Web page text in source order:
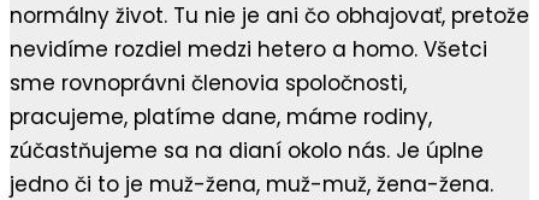
normálny život. Tu nie je ani čo obhajovať, pretože
nevidíme rozdiel medzi hetero a homo. Všetci
sme rovnoprávni členovia spoločnosti,
pracujeme, platíme dane, máme rodiny,
zúčastňujeme sa na dianí okolo nás. Je úplne
jedno či to je muž-žena, muž-muž, žena-žena.